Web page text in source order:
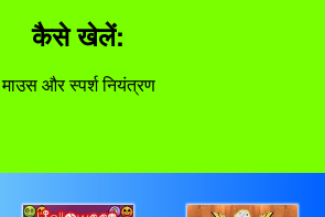
कैसे खेलें:
माउस और स्पर्श नियंत्रण